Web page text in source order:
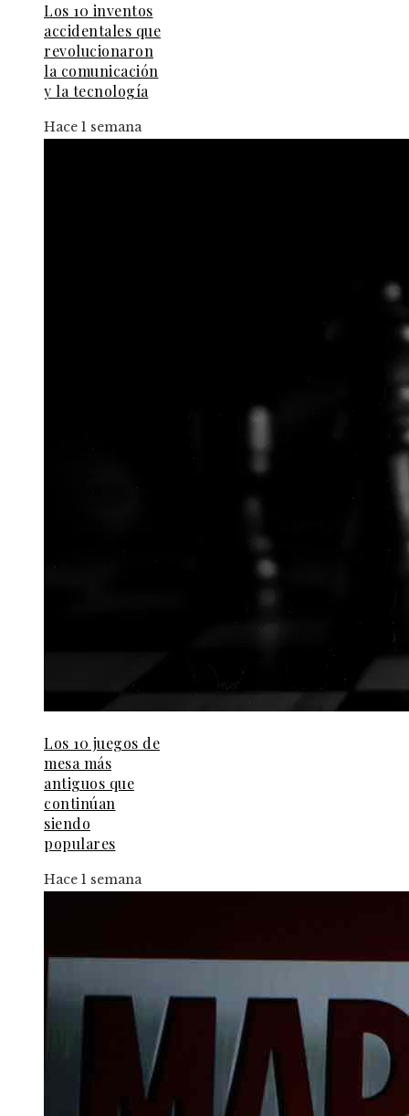
Los 10 inventos
accidentales que
revolucionaron
la comunicación
y la tecnología
Hace 1 semana
Los 10 juegos de
mesa más
antiguos que
continúan
siendo
populares
Hace 1 semana